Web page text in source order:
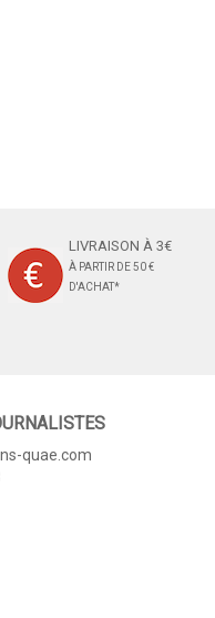
LIVRAISON À 3€
À PARTIR DE 50 €
D'ACHAT*
quae.com